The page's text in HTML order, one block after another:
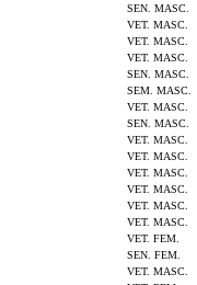
SEN. MASC.
VET. MASC.
VET. MASC.
VET. MASC.
SEN. MASC.
SEM. MASC.
VET. MASC.
SEN. MASC.
VET. MASC.
VET. MASC.
VET. MASC.
VET. MASC.
VET. MASC.
VET. MASC.
VET. FEM.
SEN. FEM.
VET. MASC.